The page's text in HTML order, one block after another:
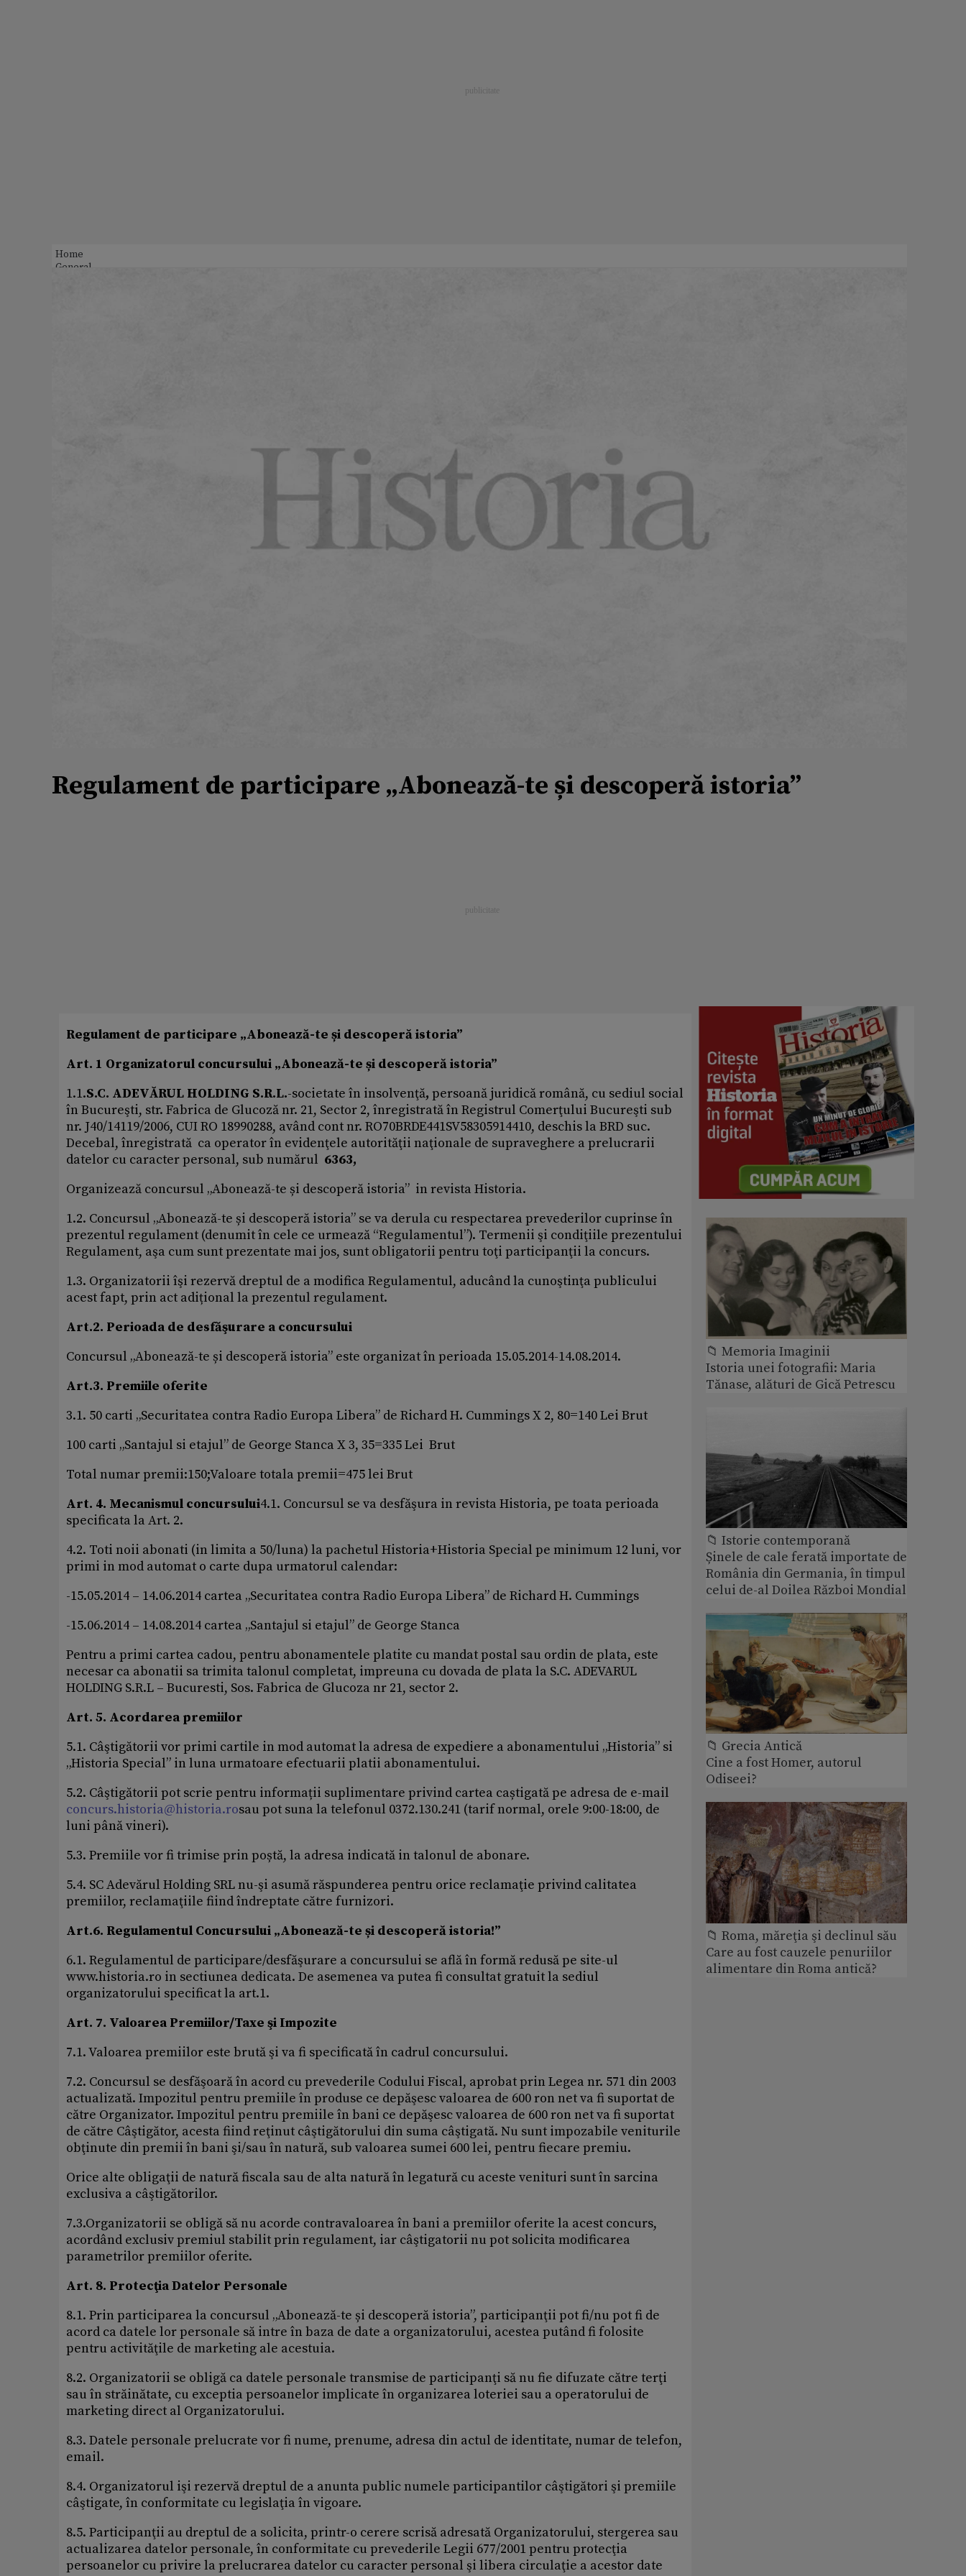
Home
General
Regulament de participare „Abonează-te și descoperă istoria”
Regulament de participare „Abonează-te și descoperă istoria”
Art. 1 Organizatorul concursului „Abonează-te și descoperă istoria”
1.1.S.C. ADEVĂRUL HOLDING S.R.L.-societate în insolvenţă, persoană juridică română, cu sediul social
în Bucureşti, str. Fabrica de Glucoză nr. 21, Sector 2, înregistrată în Registrul Comerţului Bucureşti sub
nr. J40/14119/2006, CUI RO 18990288, având cont nr. RO70BRDE441SV58305914410, deschis la BRD suc.
Decebal, înregistrată ca operator în evidenţele autorităţii naţionale de supraveghere a prelucrarii
datelor cu caracter personal, sub numărul 6363,
Organizează concursul „Abonează-te și descoperă istoria” in revista Historia.
1.2. Concursul „Abonează-te și descoperă istoria” se va derula cu respectarea prevederilor cuprinse în
prezentul regulament (denumit în cele ce urmează “Regulamentul”). Termenii şi condiţiile prezentului
Regulament, aşa cum sunt prezentate mai jos, sunt obligatorii pentru toţi participanţii la concurs.
1.3. Organizatorii îşi rezervă dreptul de a modifica Regulamentul, aducând la cunoştinţa publicului
acest fapt, prin act adițional la prezentul regulament.
Art.2. Perioada de desfăşurare a concursului
Concursul „Abonează-te și descoperă istoria” este organizat în perioada 15.05.2014-14.08.2014.
Art.3. Premiile oferite
3.1. 50 carti „Securitatea contra Radio Europa Libera” de Richard H. Cummings X 2, 80=140 Lei Brut
100 carti „Santajul si etajul” de George Stanca X 3, 35=335 Lei Brut
Total numar premii:150;Valoare totala premii=475 lei Brut
Art. 4. Mecanismul concursului4.1. Concursul se va desfăşura in revista Historia, pe toata perioada
specificata la Art. 2.
4.2. Toti noii abonati (in limita a 50/luna) la pachetul Historia+Historia Special pe minimum 12 luni, vor
primi in mod automat o carte dupa urmatorul calendar:
-15.05.2014 – 14.06.2014 cartea „Securitatea contra Radio Europa Libera” de Richard H. Cummings
-15.06.2014 – 14.08.2014 cartea „Santajul si etajul” de George Stanca
Pentru a primi cartea cadou, pentru abonamentele platite cu mandat postal sau ordin de plata, este
necesar ca abonatii sa trimita talonul completat, impreuna cu dovada de plata la S.C. ADEVARUL
HOLDING S.R.L – Bucuresti, Sos. Fabrica de Glucoza nr 21, sector 2.
Art. 5. Acordarea premiilor
5.1. Câştigătorii vor primi cartile in mod automat la adresa de expediere a abonamentului „Historia” si
„Historia Special” in luna urmatoare efectuarii platii abonamentului.
5.2. Câştigătorii pot scrie pentru informații suplimentare privind cartea caștigată pe adresa de e-mail
concurs.historia@historia.rosau pot suna la telefonul 0372.130.241 (tarif normal, orele 9:00-18:00, de
luni până vineri).
5.3. Premiile vor fi trimise prin poștă, la adresa indicată in talonul de abonare.
5.4. SC Adevărul Holding SRL nu-şi asumă răspunderea pentru orice reclamaţie privind calitatea
premiilor, reclamaţiile fiind îndreptate către furnizori.
Art.6. Regulamentul Concursului „Abonează-te și descoperă istoria!”
6.1. Regulamentul de participare/desfăşurare a concursului se află în formă redusă pe site-ul
www.historia.ro in sectiunea dedicata. De asemenea va putea fi consultat gratuit la sediul
organizatorului specificat la art.1.
Art. 7. Valoarea Premiilor/Taxe şi Impozite
7.1. Valoarea premiilor este brută şi va fi specificată în cadrul concursului.
7.2. Concursul se desfăşoară în acord cu prevederile Codului Fiscal, aprobat prin Legea nr. 571 din 2003
actualizată. Impozitul pentru premiile în produse ce depăşesc valoarea de 600 ron net va fi suportat de
către Organizator. Impozitul pentru premiile în bani ce depăşesc valoarea de 600 ron net va fi suportat
de către Câştigător, acesta fiind reţinut câştigătorului din suma câştigată. Nu sunt impozabile veniturile
obţinute din premii în bani şi/sau în natură, sub valoarea sumei 600 lei, pentru fiecare premiu.
Orice alte obligaţii de natură fiscala sau de alta natură în legatură cu aceste venituri sunt în sarcina
exclusiva a câştigătorilor.
7.3.Organizatorii se obligă să nu acorde contravaloarea în bani a premiilor oferite la acest concurs,
acordând exclusiv premiul stabilit prin regulament, iar câştigatorii nu pot solicita modificarea
parametrilor premiilor oferite.
Art. 8. Protecţia Datelor Personale
8.1. Prin participarea la concursul „Abonează-te și descoperă istoria”, participanţii pot fi/nu pot fi de
acord ca datele lor personale să intre în baza de date a organizatorului, acestea putând fi folosite
pentru activităţile de marketing ale acestuia.
8.2. Organizatorii se obligă ca datele personale transmise de participanţi să nu fie difuzate către terţi
sau în străinătate, cu exceptia persoanelor implicate în organizarea loteriei sau a operatorului de
marketing direct al Organizatorului.
8.3. Datele personale prelucrate vor fi nume, prenume, adresa din actul de identitate, numar de telefon,
email.
8.4. Organizatorul işi rezervă dreptul de a anunta public numele participantilor câştigători şi premiile
câştigate, în conformitate cu legislaţia în vigoare.
8.5. Participanţii au dreptul de a solicita, printr-o cerere scrisă adresată Organizatorului, stergerea sau
actualizarea datelor personale, în conformitate cu prevederile Legii 677/2001 pentru protecţia
persoanelor cu privire la prelucrarea datelor cu caracter personal şi libera circulaţie a acestor date
📁 Memoria Imaginii
Istoria unei fotografii: Maria
Tănase, alături de Gică Petrescu
📁 Istorie contemporană
Șinele de cale ferată importate de
România din Germania, în timpul
celui de-al Doilea Război Mondial
📁 Grecia Antică
Cine a fost Homer, autorul
Odiseei?
📁 Roma, măreţia şi declinul său
Care au fost cauzele penuriilor
alimentare din Roma antică?